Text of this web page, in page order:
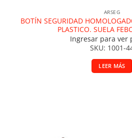
ARSEG
BOTÍN SEGURIDAD
PLASTICO. SUELA
Ingresar para ver
SKU: 1001-
LEER MÁS